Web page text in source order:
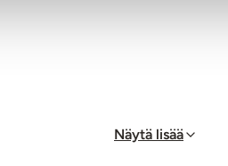
Näytä lisää